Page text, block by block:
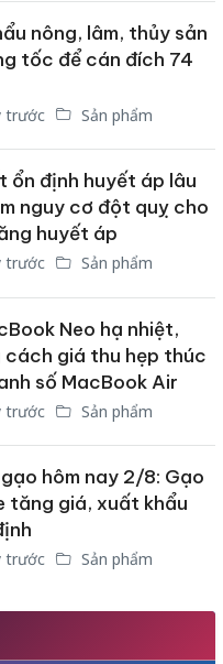
nông, lâm, thủy sản
tốc để cán đích 74
trước Sản phẩm
ổn định huyết áp lâu
nguy cơ đột quỵ cho
huyết áp
trước Sản phẩm
Neo hạ nhiệt,
cách giá thu hẹp thúc
số MacBook Air
trước Sản phẩm
hôm nay 2/8: Gạo
tăng giá, xuất khẩu
trước Sản phẩm